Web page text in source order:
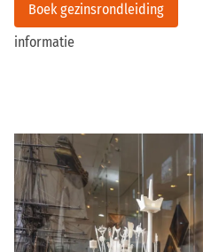
Boek gezinsrondleiding
informatie